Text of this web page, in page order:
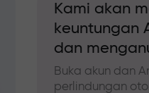
Kami akan
keuntungan
dan
Buka akun dan
perlindungan